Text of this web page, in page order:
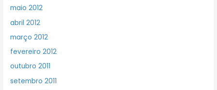
maio 2012
abril 2012
março 2012
fevereiro 2012
outubro 2011
setembro 2011